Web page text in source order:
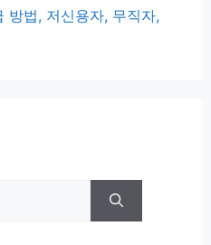
방법, 저신용자, 무직자,